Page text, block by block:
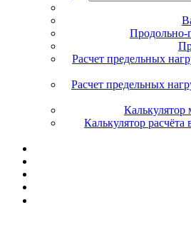
Продольно-
Расчет предельных
Расчет предельных
Калькулятор
Калькулятор